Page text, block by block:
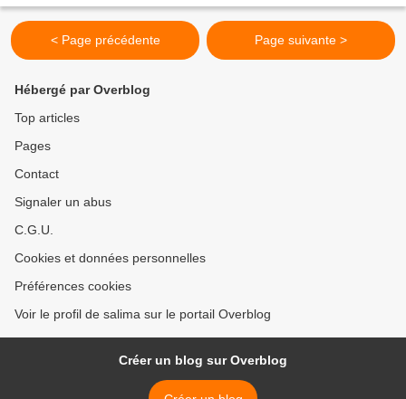
< Page précédente Page suivante >
Hébergé par Overblog
Top articles
Pages
Contact
Signaler un abus
C.G.U.
Cookies et données personnelles
Préférences cookies
Voir le profil de salima sur le portail Overblog
Créer un blog sur Overblog